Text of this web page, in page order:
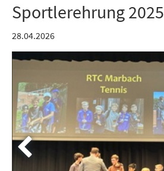
Sportlerehrung 2025
28.04.2026